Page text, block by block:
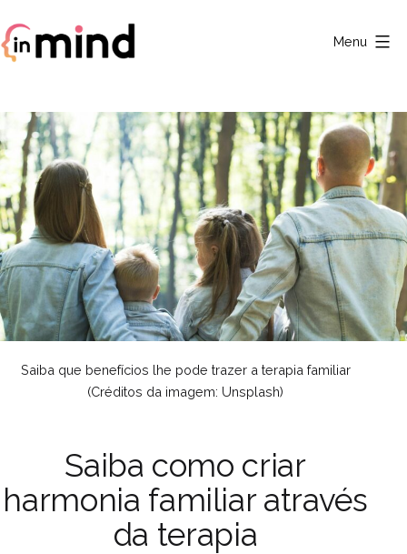
para
Mind
Menu
Saiba como criar
harmonia familiar através
da terapia
Saiba que benefícios lhe pode trazer a terapia familiar
(Créditos da imagem: Unsplash)